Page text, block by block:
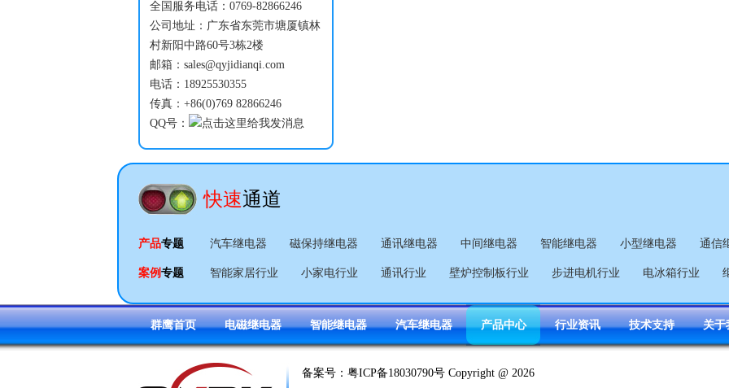
全国服务电话：0769-82866246
公司地址：广东省东莞市塘厦镇林
村新阳中路60号3栋2楼
邮箱：sales@qyjidianqi.com
电话：18925530355
传真：+86(0)769 82866246
QQ号：
快速通道
产品专题 汽车继电器 磁保持继电器 通讯继电器 中间继电器 智能继电器 小型继电器 通信
案例专题 智能家居行业 小家电行业 通讯行业 壁炉控制板行业 步进电机行业 电冰箱行业
群鹰首页 电磁继电器 智能继电器 汽车继电器 产品中心 行业资讯 技术支持 关于
备案号： 粤ICP备18030790号 Copyright @ 2026